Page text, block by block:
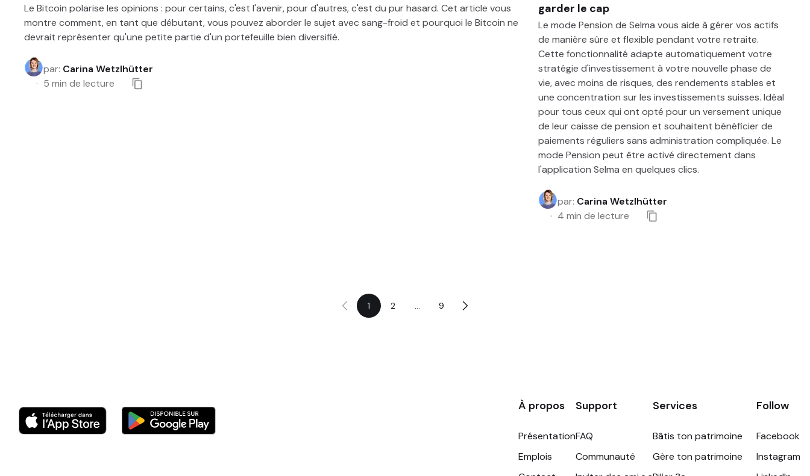
Le Bitcoin polarise les opinions : pour certains, c'est l'avenir, pour d'autres, c'est du pur hasard. Cet article vous
montre comment, en tant que débutant, vous pouvez aborder le sujet avec sang-froid et pourquoi le Bitcoin ne
devrait représenter qu'une petite partie d'un portefeuille bien diversifié.
par: Carina Wetzlhütter
5 min de lecture
garder le cap
Le mode Pension de Selma vous aide à gérer vos actifs
de manière sûre et flexible pendant votre retraite.
Cette fonctionnalité adapte automatiquement votre
stratégie d'investissement à votre nouvelle phase de
vie, avec moins de risques, des rendements stables et
une concentration sur les investissements suisses. Idéal
pour tous ceux qui ont opté pour un versement unique
de leur caisse de pension et souhaitent bénéficier de
paiements réguliers sans administration compliquée. Le
mode Pension peut être activé directement dans
l'application Selma en quelques clics.
par: Carina Wetzlhütter
4 min de lecture
1 2 ... 9
À propos
Présentation
Emplois
Support
FAQ
Communauté
Services
Bâtis ton patrimoine
Gère ton patrimoine
Follow
Facebook
Instagram